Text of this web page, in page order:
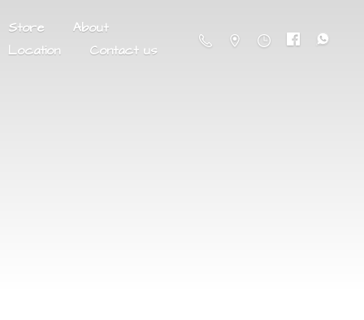
Store
About
Location
Contact us